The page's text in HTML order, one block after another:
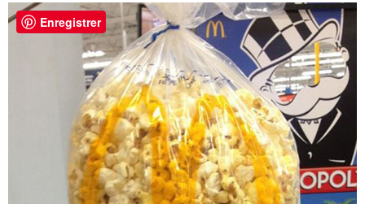
Enregistrer